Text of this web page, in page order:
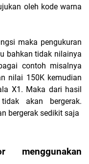
oleh kode warna
maka pengukuran
bahkan tidak nilainya
contoh misalnya
nilai 150K kemudian
X1. Maka dari hasil
akan bergerak.
bergerak sedikit saja
menggunakan